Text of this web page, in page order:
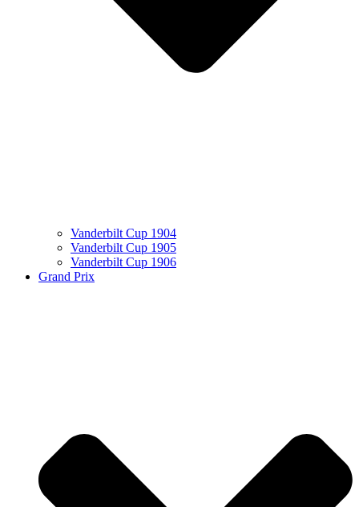
Vanderbilt Cup 1904
Vanderbilt Cup 1905
Vanderbilt Cup 1906
Grand Prix